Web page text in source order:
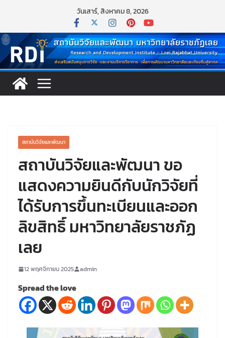
วันเสาร์, สิงหาคม 8, 2026
สถาบันวิจัยและพัฒนา
สถาบันวิจัยและพัฒนา ขอ
แสดงความยินดีกับนักวิจัยที่
ได้รับการขึ้นทะเบียนและออก
ลิขสิทธิ์ มหาวิทยาลัยราชภัฏ
เลย
12 พฤศจิกายน 2025 admin
Spread the love